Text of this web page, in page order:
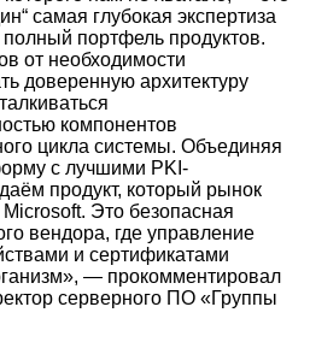
самая глубокая экспертиза
портфель продуктов.
от необходимости
доверенную архитектуру
компонентов
цикла системы. Объединяя
с лучшими PKI-
продукт, который рынок
Это безопасная
вендора, где управление
и сертификатами
— прокомментировал
серверного ПО «Группы